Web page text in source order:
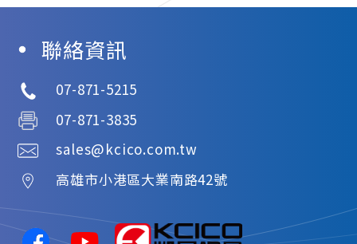
聯絡資訊
07-871-5215
07-871-3835
sales@kcico.com.tw
高雄市小港區大業南路42號